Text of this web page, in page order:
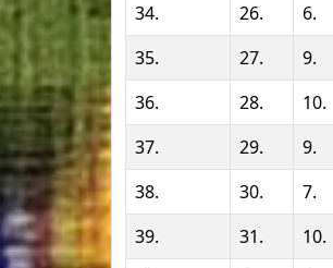
34.
26. 6.
35.
27. 9.
36.
28. 10.
37.
29. 9.
38.
30. 7.
39.
31. 10.